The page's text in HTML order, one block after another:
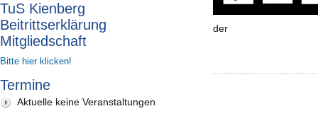
TuS Kienberg
Beitrittserklärung
Mitgliedschaft
Bitte hier klicken!
Termine
Aktuelle keine Veranstaltungen
der